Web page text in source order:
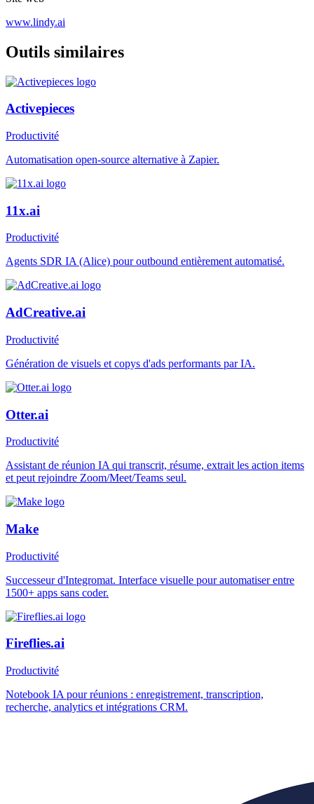
www.lindy.ai
Outils similaires
Activepieces
Productivité
Automatisation open-source alternative à Zapier.
11x.ai
Productivité
Agents SDR IA (Alice) pour outbound entièrement automatisé.
AdCreative.ai
Productivité
Génération de visuels et copys d'ads performants par IA.
Otter.ai
Productivité
Assistant de réunion IA qui transcrit, résume, extrait les action items
et peut rejoindre Zoom/Meet/Teams seul.
Make
Productivité
Successeur d'Integromat. Interface visuelle pour automatiser entre
1500+ apps sans coder.
Fireflies.ai
Productivité
Notebook IA pour réunions : enregistrement, transcription,
recherche, analytics et intégrations CRM.